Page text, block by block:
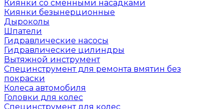
Киянки со сменными насадками
Киянки безынерционные
Дыроколы
Шпатели
Гидравлические насосы
Гидравлические цилиндры
Вытяжной инструмент
Специнструмент для ремонта вмятин без
покраски
Колеса автомобиля
Головки для колес
Специнструмент для колес